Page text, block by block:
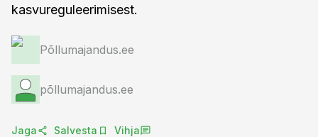
kasvureguleerimisest.
Põllumajandus.ee
põllumajandus.ee
Jaga Salvesta Vihja